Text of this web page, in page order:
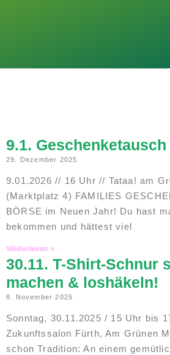
9.1. Geschenketausch
29. Dezember 2025
9.01.2026 // 16 Uhr // Tataa! am
(Marktplatz 4) FAMILIES
BÖRSE im Neuen Jahr! Du hast
bekommen und hättest viel
Weiterlesen »
30.11. T-Shirt-Schnur
machen & loshäkeln!
8. November 2025
Sonntag, 30.11.2025 / 15 Uhr bis
Zukunftssalon Fürth, Am Grünen
schon Tradition: An einem